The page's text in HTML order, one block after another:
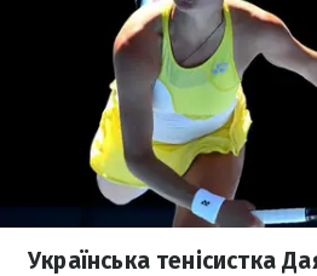
Українська тенісистка